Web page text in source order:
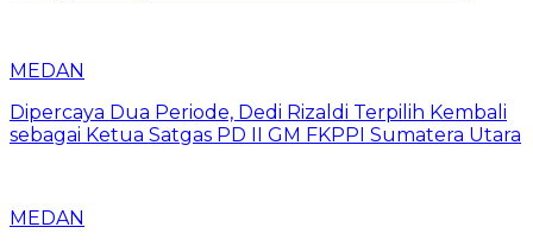
MEDAN
Dipercaya Dua Periode, Dedi Rizaldi Terpilih Kembali
sebagai Ketua Satgas PD II GM FKPPI Sumatera Utara
MEDAN